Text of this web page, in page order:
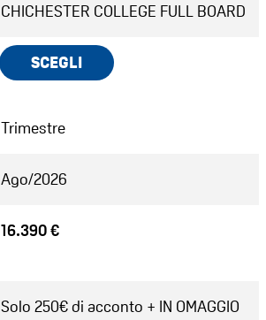
CHICHESTER COLLEGE FULL BOARD
SCEGLI
Trimestre
Ago/2026
16.390 €
Solo 250€ di acconto + IN OMAGGIO